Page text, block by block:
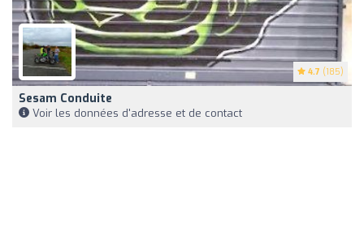
4.7 (185)
Sesam Conduite
Voir les données d'adresse et de contact